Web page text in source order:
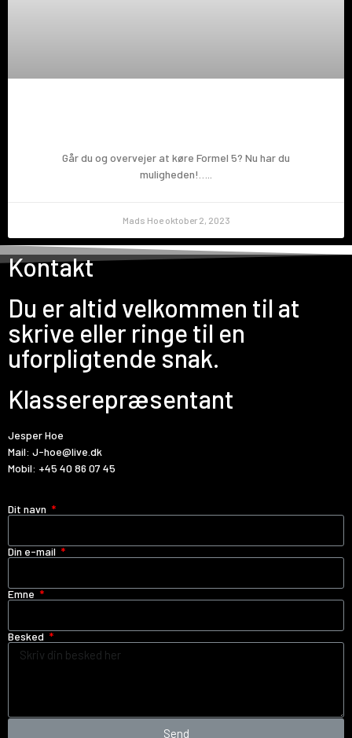
Går du og overvejer at køre Formel 5? Nu har du
muligheden!…..
Mads Hoe oktober 2, 2023
Kontakt
Du er altid velkommen til at
skrive eller ringe til en
uforpligtende snak.
Klasserepræsentant
Jesper Hoe
Mail: J-hoe@live.dk
Mobil: +45 40 86 07 45
Dit navn
Din e-mail
Emne
Besked
Send